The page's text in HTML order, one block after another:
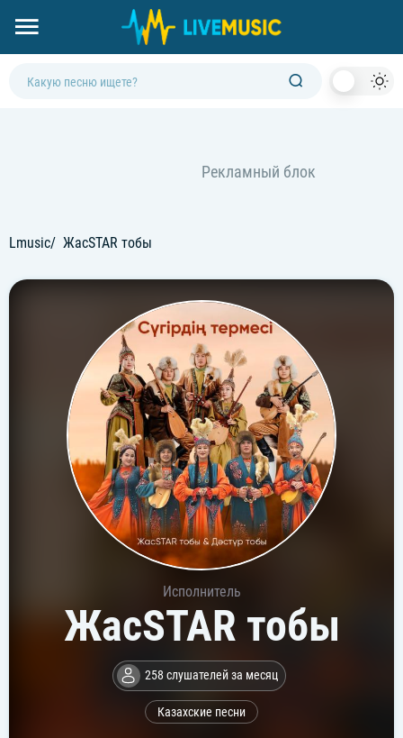
Lmusic ЖасSTAR тобы
Исполнитель
ЖасSTAR тобы
258 слушателей за месяц
Казахские песни